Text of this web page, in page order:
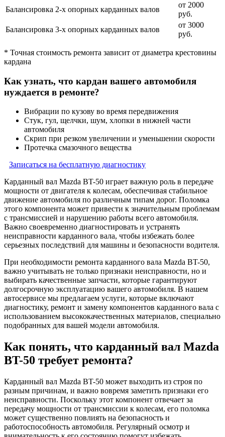
Балансировка 2-х опорных карданных валов
от 2000
руб.
Балансировка 3-х опорных карданных валов
от 3000
руб.
* Точная стоимость ремонта зависит от диаметра крестовины
кардана
Как узнать, что кардан вашего автомобиля
нуждается в ремонте?
Вибрации по кузову во время передвижения
Стук, гул, щелчки, шум, хлопки в нижней части
автомобиля
Скрип при резком увеличении и уменьшении скорости
Протечка смазочного вещества
Записаться на бесплатную диагностику
Карданный вал Mazda BT-50 играет важную роль в передаче
мощности от двигателя к колесам, обеспечивая стабильное
движение автомобиля по различным типам дорог. Поломка
этого компонента может привести к значительным проблемам
с трансмиссией и нарушению работы всего автомобиля.
Важно своевременно диагностировать и устранять
неисправности карданного вала, чтобы избежать более
серьезных последствий для машины и безопасности водителя.
При необходимости ремонта карданного вала Mazda BT-50,
важно учитывать не только признаки неисправности, но и
выбирать качественные запчасти, которые гарантируют
долгосрочную эксплуатацию вашего автомобиля. В нашем
автосервисе мы предлагаем услуги, которые включают
диагностику, ремонт и замену компонентов карданного вала с
использованием высококачественных материалов, специально
подобранных для вашей модели автомобиля.
Как понять, что карданный вал Mazda
BT-50 требует ремонта?
Карданный вал Mazda BT-50 может выходить из строя по
разным причинам, и важно вовремя заметить признаки его
неисправности. Поскольку этот компонент отвечает за
передачу мощности от трансмиссии к колесам, его поломка
может существенно повлиять на безопасность и
работоспособность автомобиля. Регулярный осмотр и